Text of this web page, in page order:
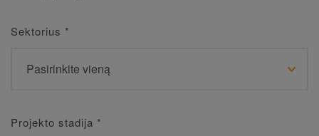
Sektorius *
Projekto stadija *